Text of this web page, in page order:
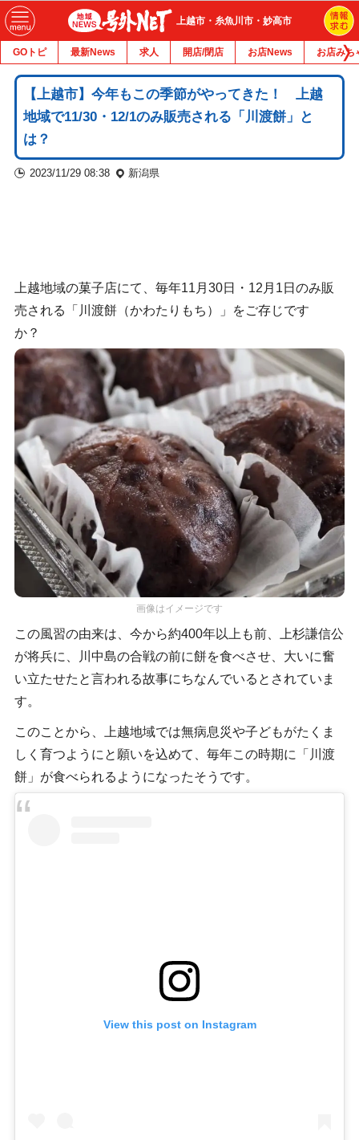
上越市・糸魚川市・妙高市
GOトピ 最新News 求人 開店/閉店 お店News お店みち
【上越市】今年もこの季節がやってきた！ 上越
地域で11/30・12/1のみ販売される「川渡餅」と
は？
2023/11/29 08:38 新潟県
上越地域の菓子店にて、毎年11月30日・12月1日のみ販
売される「川渡餅（かわたりもち）」をご存じです
か？
画像はイメージです
この風習の由来は、今から約400年以上も前、上杉謙信公
が将兵に、川中島の合戦の前に餅を食べさせ、大いに奮
い立たせたと言われる故事にちなんでいるとされていま
す。
このことから、上越地域では無病息災や子どもがたくま
しく育つようにと願いを込めて、毎年この時期に「川渡
餅」が食べられるようになったそうです。
View this post on Instagram